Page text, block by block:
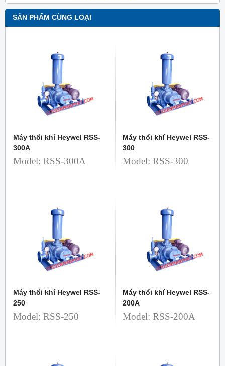
SẢN PHẨM CÙNG LOẠI
Máy thổi khí Heywel RSS-
300A
Model: RSS-300A
Máy thổi khí Heywel RSS-
300
Model: RSS-300
Máy thổi khí Heywel RSS-
250
Model: RSS-250
Máy thổi khí Heywel RSS-
200A
Model: RSS-200A